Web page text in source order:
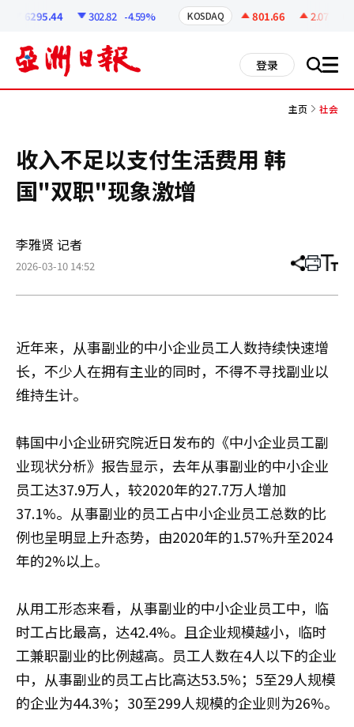
6295.44 302.82 -4.59% KOSDAQ 801.66 2.07
登录 搜 all
主页 社会
收入不足以支付生活费用 韩
国"双职"现象激增
李雅贤 记者
2026-03-10 14:52 分
章
打 调
小
近年来，从事副业的中小企业员工人数持续快速增
长，不少人在拥有主业的同时，不得不寻找副业以
维持生计。
韩国中小企业研究院近日发布的《中小企业员工副
业现状分析》报告显示，去年从事副业的中小企业
员工达37.9万人，较2020年的27.7万人增加
37.1%。从事副业的员工占中小企业员工总数的比
例也呈明显上升态势，由2020年的1.57%升至2024
年的2%以上。
从用工形态来看，从事副业的中小企业员工中，临
时工占比最高，达42.4%。且企业规模越小，临时
工兼职副业的比例越高。员工人数在4人以下的企业
中，从事副业的员工占比高达53.5%；5至29人规模
的企业为44.3%；30至299人规模的企业则为26%。